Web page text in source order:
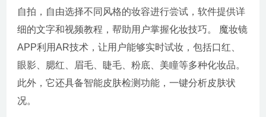
自拍，自由选择不同风格的妆容进行尝试，软件提供详
细的文字和视频教程，帮助用户掌握化妆技巧。 魔妆镜
APP利用AR技术，让用户能够实时试妆，包括口红、
眼影、腮红、眉毛、睫毛、粉底、美瞳等多种化妆品。
此外，它还具备智能皮肤检测功能，一键分析皮肤状
况。